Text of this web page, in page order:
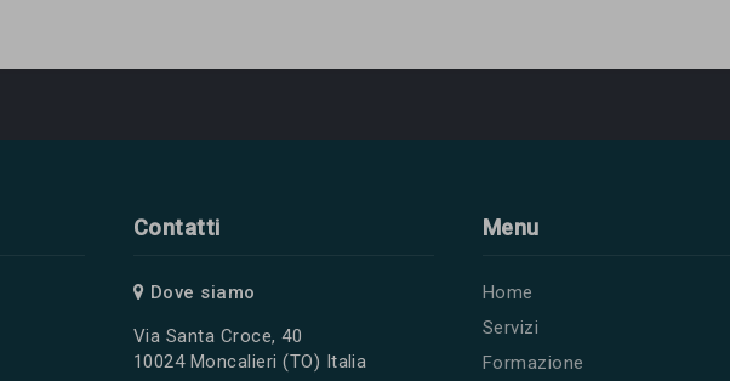
Contatti
Dove siamo
Via Santa Croce, 40
10024 Moncalieri (TO) Italia
Menu
Home
Servizi
Formazione